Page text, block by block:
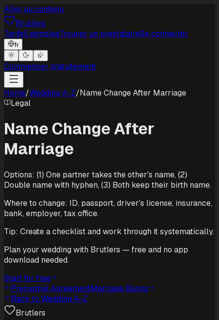
Aller au contenu
Brutlers
TarifsExemplesTrouver un prestataireSe connecter
fr
Commencer gratuitement
Home/Wedding A-Z/Name Change After Marriage
Legal
Name Change After
Marriage
Options: (1) One partner takes the other's name, (2)
Double name with hyphen, (3) Both keep their birth name.
Where to change: ID, passport, driver's license, insurance,
bank, employer, tax office.
Tip: Create a checklist and work through it systematically.
Plan your wedding with Brutlers — free and no app
download needed.
Start for free
Prenuptial AgreementMarriage Banns
Back to Wedding A-Z
Brutlers